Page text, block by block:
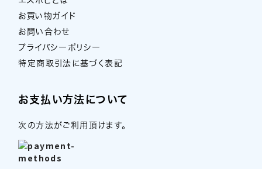
お買い物ガイド
お問い合わせ
プライバシーポリシー
特定商取引法に基づく表記
お支払い方法について
次の方法がご利用頂けます。